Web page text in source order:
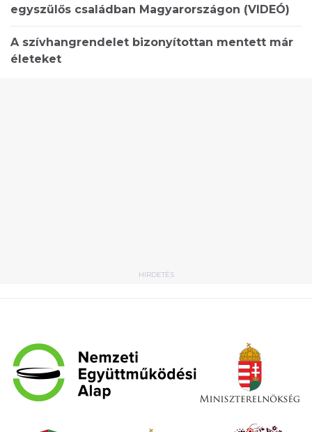
egyszülős családban Magyarországon (VIDEÓ)
A szívhangrendelet bizonyítottan mentett már
életeket
HIRDETÉS